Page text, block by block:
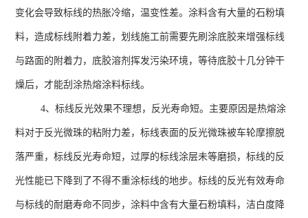
变化会导致标线的热胀冷缩，温变性差。涂料含有大量的石粉填
料，造成标线附着力差，划线施工前需要先刷涂底胶来增强标线
与路面的附着力，底胶溶剂挥发污染环境，等待底胶十几分钟干
燥后，才能刮涂热熔涂料标线。
4、标线反光效果不理想，反光寿命短。主要原因是热熔涂
料对于反光微珠的粘附力差，标线表面的反光微珠被车轮摩擦脱
落严重，标线反光寿命短，过厚的标线涂层未等磨损，标线的反
光性能已下降到了不得不重涂标线的地步。标线的反光有效寿命
与标线的耐磨寿命不同步，涂料中含有大量石粉填料，洁白度降